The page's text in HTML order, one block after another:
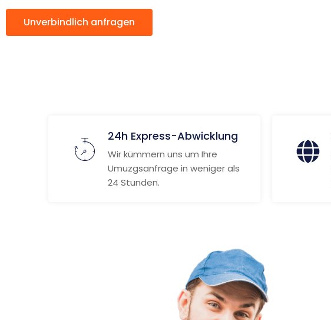
Unverbindlich anfragen
24h Express-Abwicklung
Wir kümmern uns um Ihre
Umuzgsanfrage in weniger als
24 Stunden.